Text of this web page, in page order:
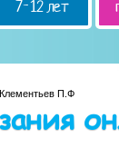
7-12 лет
П.Ф